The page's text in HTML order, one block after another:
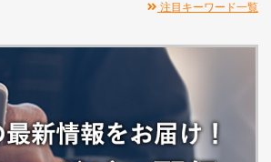
注目キーワード一覧